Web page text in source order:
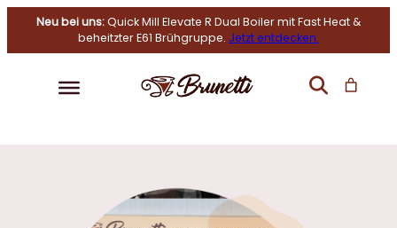
Neu bei uns:Quick Mill Elevate R Dual Boiler mit Fast Heat &
beheitzter E61 Brühgruppe. Jetzt entdecken.